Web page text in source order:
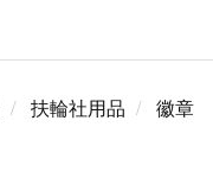
扶輪社用品 徽章